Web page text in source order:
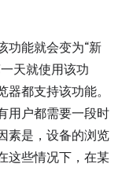
功能就会变为“新
天就使用该功
都支持该功能。
用户都需要一段时
素是，设备的浏览
这些情况下，在某